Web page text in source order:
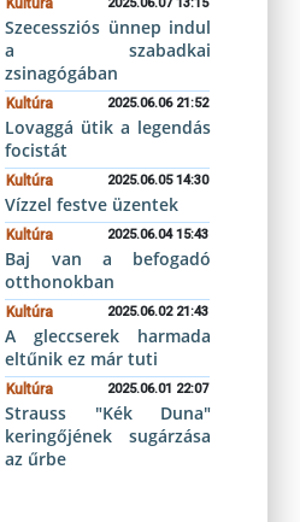
Kultúra
Szecessziós ünnep indul
a szabadkai
zsinagógában
Kultúra 2025.06.06 21:52
Lovaggá ütik a legendás
focistát
Kultúra 2025.06.05 14:30
Vízzel festve üzentek
Kultúra 2025.06.04 15:43
Baj van a befogadó
otthonokban
Kultúra 2025.06.02 21:43
A gleccserek harmada
eltűnik ez már tuti
Kultúra 2025.06.01 22:07
Strauss "Kék Duna"
keringőjének sugárzása
az űrbe